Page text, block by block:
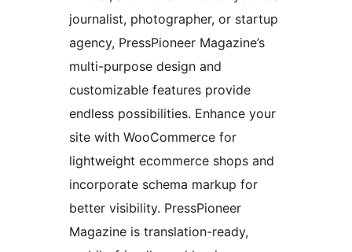
journalist, photographer, or startup
agency, PressPioneer Magazine’s
multi-purpose design and
customizable features provide
endless possibilities. Enhance your
site with WooCommerce for
lightweight ecommerce shops and
incorporate schema markup for
better visibility. PressPioneer
Magazine is translation-ready,